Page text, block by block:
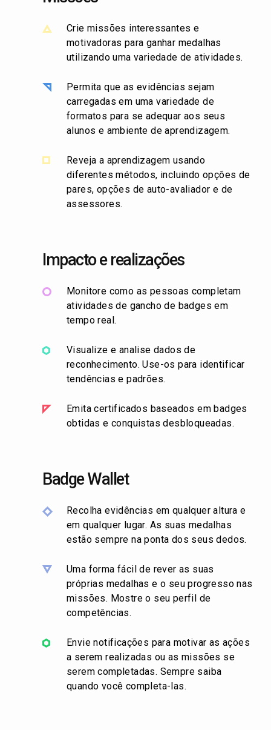
Crie missões interessantes e
motivadoras para ganhar medalhas
utilizando uma variedade de atividades.
Permita que as evidências sejam
carregadas em uma variedade de
formatos para se adequar aos seus
alunos e ambiente de aprendizagem.
Reveja a aprendizagem usando
diferentes métodos, incluindo opções de
pares, opções de auto-avaliador e de
assessores.
Impacto e realizações
Monitore como as pessoas completam
atividades de gancho de badges em
tempo real.
Visualize e analise dados de
reconhecimento. Use-os para identificar
tendências e padrões.
Emita certificados baseados em badges
obtidas e conquistas desbloqueadas.
Badge Wallet
Recolha evidências em qualquer altura e
em qualquer lugar. As suas medalhas
estão sempre na ponta dos seus dedos.
Uma forma fácil de rever as suas
próprias medalhas e o seu progresso nas
missões. Mostre o seu perfil de
competências.
Envie notificações para motivar as ações
a serem realizadas ou as missões se
serem completadas. Sempre saiba
quando você completa-las.